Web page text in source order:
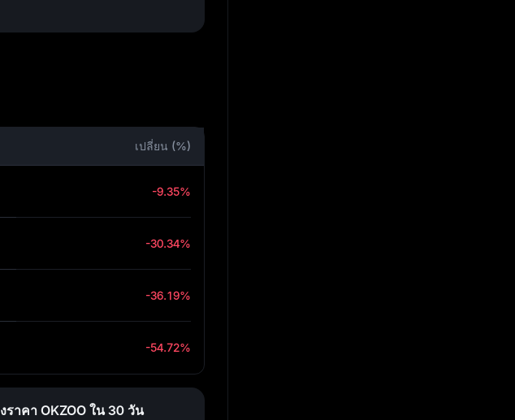
เปลี่ยน (%)
-9.35%
-30.34%
-36.19%
-54.72%
ราคา OKZOO ใน 30 วัน